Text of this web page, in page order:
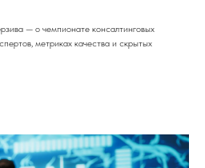
— о чемпионате консалтинговых
метриках качества и скрытых